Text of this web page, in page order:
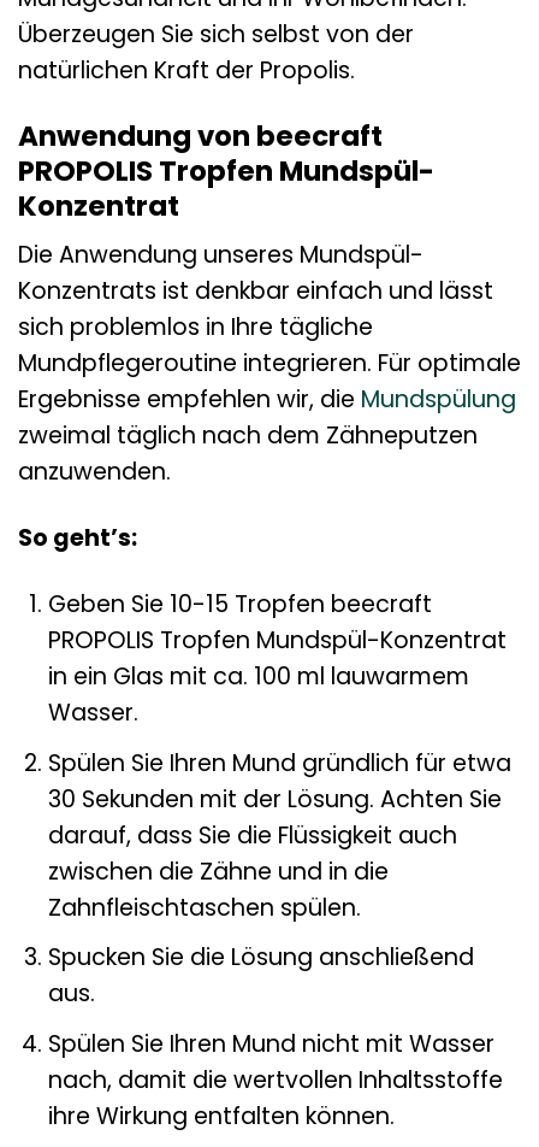
Überzeugen Sie sich selbst von der
natürlichen Kraft der Propolis.
Anwendung von beecraft
PROPOLIS Tropfen Mundspül-
Konzentrat
Die Anwendung unseres Mundspül-
Konzentrats ist denkbar einfach und lässt
sich problemlos in Ihre tägliche
Mundpflegeroutine integrieren. Für optimale
Ergebnisse empfehlen wir, die Mundspülung
zweimal täglich nach dem Zähneputzen
anzuwenden.
So geht’s:
Geben Sie 10-15 Tropfen beecraft
PROPOLIS Tropfen Mundspül-Konzentrat
in ein Glas mit ca. 100 ml lauwarmem
Wasser.
Spülen Sie Ihren Mund gründlich für etwa
30 Sekunden mit der Lösung. Achten Sie
darauf, dass Sie die Flüssigkeit auch
zwischen die Zähne und in die
Zahnfleischtaschen spülen.
Spucken Sie die Lösung anschließend
aus.
Spülen Sie Ihren Mund nicht mit Wasser
nach, damit die wertvollen Inhaltsstoffe
ihre Wirkung entfalten können.